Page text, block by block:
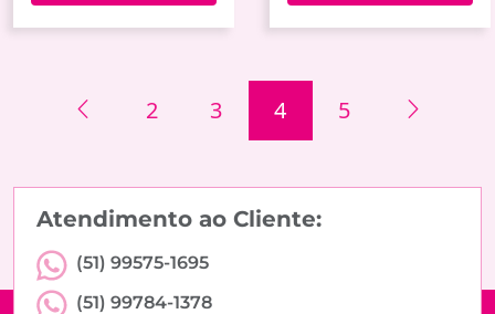
2 3 4 5
Atendimento ao Cliente:
(51) 99575-1695
(51) 99784-1378